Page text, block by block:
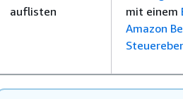
auflisten
mit einem
Amazon